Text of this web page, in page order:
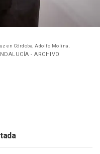
en Córdoba, Adolfo Molina.
- ARCHIVO